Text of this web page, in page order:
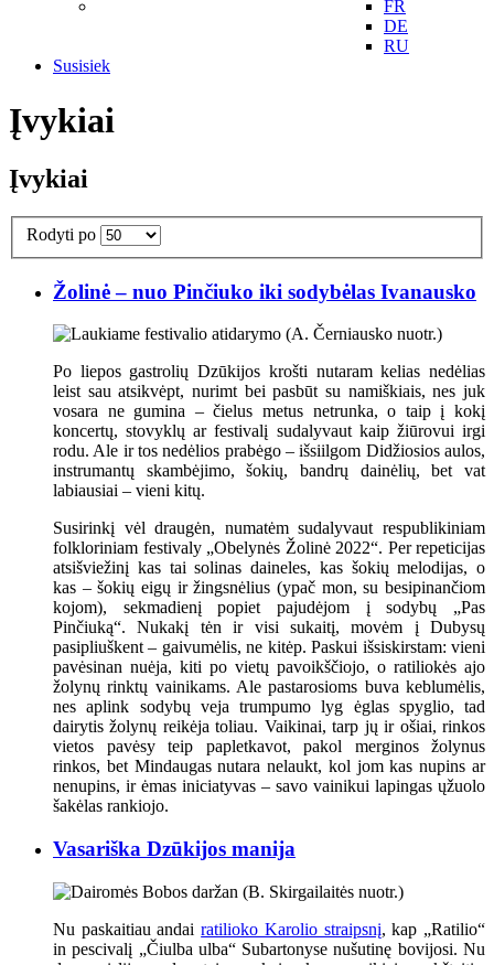
FR
DE
RU
Susisiek
Įvykiai
Įvykiai
Rodyti po
Žolinė – nuo Pinčiuko iki sodybėlas Ivanausko
Po liepos gastrolių Dzūkijos krošti nutaram kelias nedėlias
leist sau atsikvėpt, nurimt bei pasbūt su namiškiais, nes juk
vosara ne gumina – čielus metus netrunka, o taip į kokį
koncertų, stovyklų ar festivalį sudalyvaut kaip žiūrovui irgi
rodu. Ale ir tos nedėlios prabėgo – išsiilgom Didžiosios aulos,
instrumantų skambėjimo, šokių, bandrų dainėlių, bet vat
labiausiai – vieni kitų.
Susirinkį vėl draugėn, numatėm sudalyvaut respublikiniam
folkloriniam festivaly „Obelynės Žolinė 2022“. Per repeticijas
atsišviežinį kas tai solinas daineles, kas šokių melodijas, o
kas – šokių eigų ir žingsnėlius (ypač mon, su besipinančiom
kojom), sekmadienį popiet pajudėjom į sodybų „Pas
Pinčiuką“. Nukakį tėn ir visi sukaitį, movėm į Dubysų
pasipliuškent – gaivumėlis, ne kitėp. Paskui išsiskirstam: vieni
pavėsinan nuėja, kiti po vietų pavoikščiojo, o ratiliokės ajo
žolynų rinktų vainikams. Ale pastarosioms buva keblumėlis,
nes aplink sodybų veja trumpumo lyg ėglas spyglio, tad
dairytis žolynų reikėja toliau. Vaikinai, tarp jų ir ošiai, rinkos
vietos pavėsy teip papletkavot, pakol merginos žolynus
rinkos, bet Mindaugas nutara nelaukt, kol jom kas nupins ar
nenupins, ir ėmas iniciatyvas – savo vainikui lapingas ųžuolo
šakėlas rankiojo.
Vasariška Dzūkijos manija
Nu paskaitiau andairatilioko Karolio straipsnį, kap „Ratilio“
in pescivalį „Čiulba ulba“ Subartonyse nušutinę bovijosi. Nu